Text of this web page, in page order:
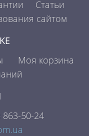
Статьи
сайтом
Моя корзина
863-50-24